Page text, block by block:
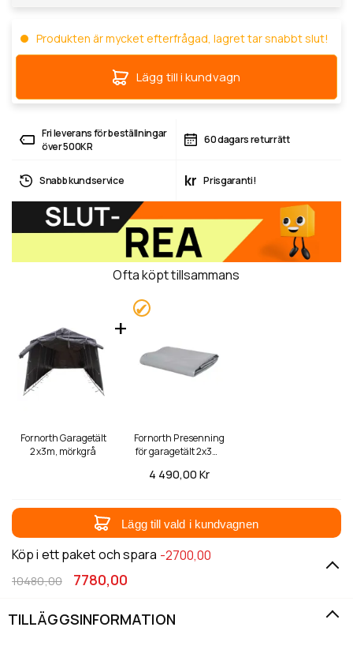
Produkten är mycket efterfrågad, lagret tar snabbt slut!
Lägg till i kundvagn
Fri leverans för beställningar
över 500KR
60 dagars returrätt
Snabb kundservice kr Prisgaranti!
Ofta köpt tillsammans
Fornorth Garagetält
2x3m, mörkgrå
Fornorth Presenning
för garagetält 2x3m,
4 490,00 Kr
Lägg till vald i kundvagnen
Köp i ett paket och spara -2700,00
7780,00
10480,00
TILLÄGGSINFORMATION